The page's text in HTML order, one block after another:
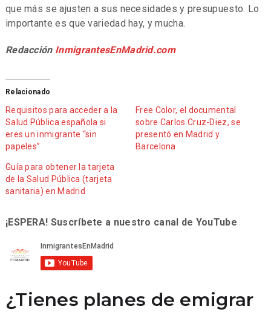
que más se ajusten a sus necesidades y presupuesto. Lo
importante es que variedad hay, y mucha.
Redacción InmigrantesEnMadrid.com
Relacionado
Requisitos para acceder a la
Salud Pública española si
eres un inmigrante “sin
papeles”
Free Color, el documental
sobre Carlos Cruz-Diez, se
presentó en Madrid y
Barcelona
Guía para obtener la tarjeta
de la Salud Pública (tarjeta
sanitaria) en Madrid
¡ESPERA! Suscríbete a nuestro canal de YouTube
¿Tienes planes de emigrar